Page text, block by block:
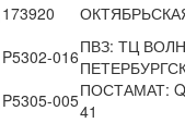
173920
P5302-016ПВЗ: ТЦ
P5305-005ПОСТАМАТ:
41